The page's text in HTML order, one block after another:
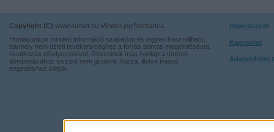
Copyright (C) www.eumet.hu Minden jog fenntartva.
Honlapunkon minden információ szabadon és ingyen használható,
bármely nem üzleti tevékenységhez a forrás pontos megjelölésével,
hivatkozás elhelyezésével. Részeinek más honlapra történő
átmásolásához viszont nem járulunk hozzá, illetve írásos
engedélyhez kötjük.
Impresszum
Kapcsolat
Adatvédelmi